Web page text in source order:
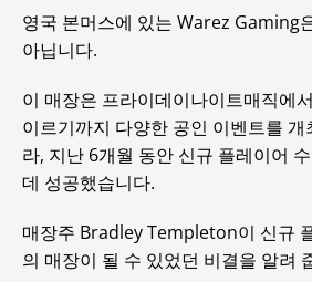
영국 본머스에 있는 Warez Gaming
아닙니다.
이 매장은 프라이데이나이트매직에
이르기까지 다양한 공인 이벤트를 개
라, 지난 6개월 동안 신규 플레이어
데 성공했습니다.
매장주 Bradley Templeton이 신규
의 매장이 될 수 있었던 비결을 알려